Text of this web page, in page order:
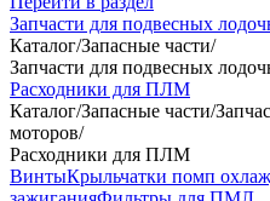
Запчасти для подвесных
Каталог/Запасные части/
Запчасти для подвесных
Расходники для ПЛМ
Каталог/Запасные части/
моторов/
Расходники для ПЛМ
ВинтыКрыльчатки помп